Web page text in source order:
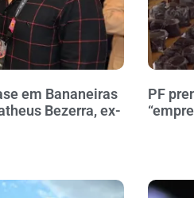
em Bananeiras
Bezerra, ex-
PF